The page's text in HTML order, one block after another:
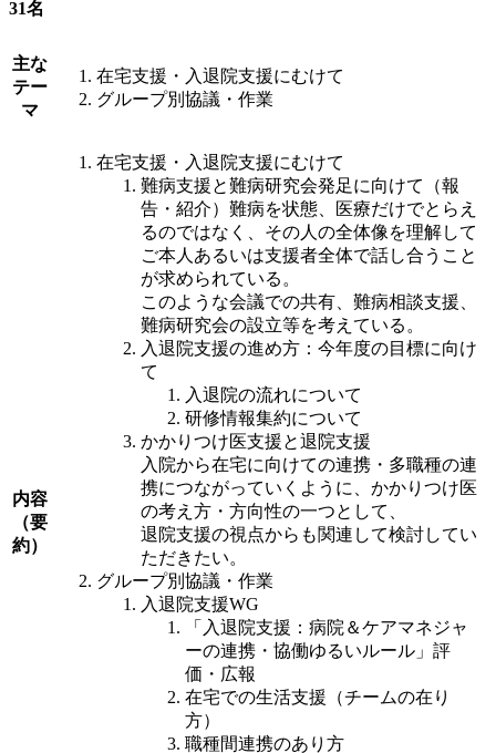
31名
主な
テー
マ
在宅支援・入退院支援にむけて
グループ別協議・作業
内容
（要
約）
在宅支援・入退院支援にむけて
難病支援と難病研究会発足に向けて（報
告・紹介）難病を状態、医療だけでとらえ
るのではなく、その人の全体像を理解して
ご本人あるいは支援者全体で話し合うこと
が求められている。
このような会議での共有、難病相談支援、
難病研究会の設立等を考えている。
入退院支援の進め方：今年度の目標に向け
て
入退院の流れについて
研修情報集約について
かかりつけ医支援と退院支援
入院から在宅に向けての連携・多職種の連
携につながっていくように、かかりつけ医
の考え方・方向性の一つとして、
退院支援の視点からも関連して検討してい
ただきたい。
グループ別協議・作業
入退院支援WG
「入退院支援：病院＆ケアマネジャ
ーの連携・協働ゆるいルール」評
価・広報
在宅での生活支援（チームの在り
方）
職種間連携のあり方